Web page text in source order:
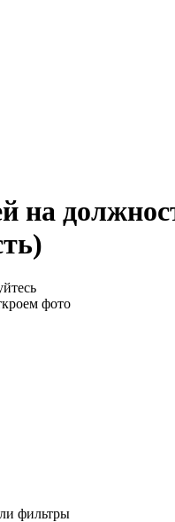
на
фото
фильтры